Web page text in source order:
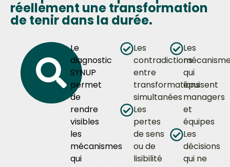
réellement une transformation
de tenir dans la durée.
Le
diagnostic
SYNUP
permet
de
rendre
visibles
les
mécanismes
qui
Les
contradictions
entre
transformations
simultanées
Les
pertes
de sens
ou de
lisibilité
Les
qui
épuisent
managers
et
équipes
Les
décisions
qui ne